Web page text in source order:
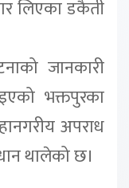
लिएका डकैती
जानकारी
भक्तपुरका
अपराध
थालेको छ।